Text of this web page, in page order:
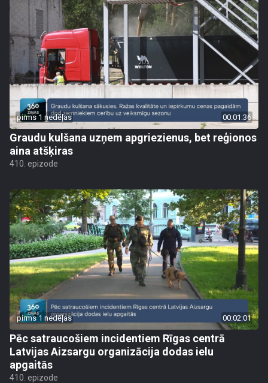
pirms 1 nedēļas 00:01:36
Graudu kulšana uzņem apgriezienus, bet reģionos
aina atšķiras
410. epizode
pirms 1 nedēļas 00:02:01
Pēc satraucošiem incidentiem Rīgas centrā
Latvijas Aizsargu organizācija dodas ielu
apgaitās
410. epizode